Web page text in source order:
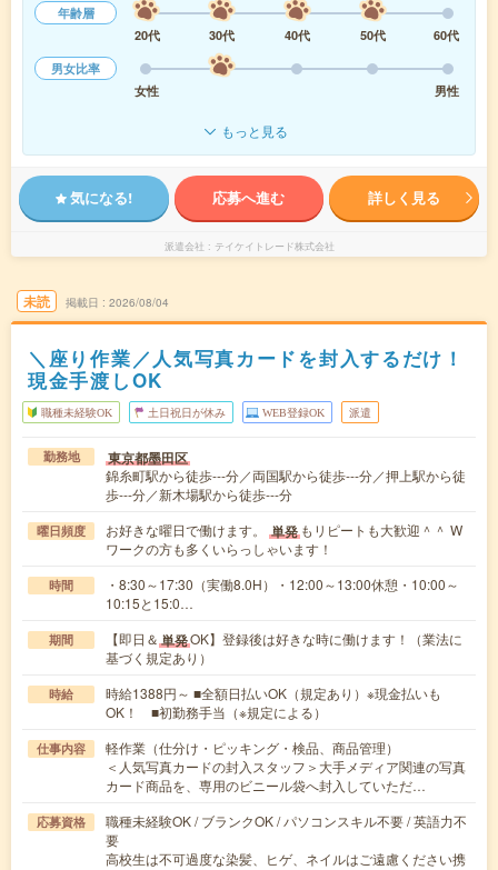
年齢層
20代
30代 40代 50代
60代
男女比率
女性
男性
もっと見る
気になる! 応募へ進む 詳しく見る
派遣会社 テイケイトレード株式会社
未読 掲載日 2026/08/04
＼座り作業／人気写真カードを封入するだけ！
現金手渡しOK
職種未経験OK 土日祝日が休み WEB登録OK 派遣
勤務地 東京都墨田区
錦糸町駅から徒歩---分／両国駅から徒歩---分／押上駅から徒
歩---分／新木場駅から徒歩---分
曜日頻度 お好きな曜日で働けます。 単発 もリピートも大歓迎＾＾ W
ワークの方も多くいらっしゃいます！
時間
・8:30～17:30（実働8.0H）・12:00～13:00休憩・10:00～
10:15と15:0…
期間 【即日＆ 単発OK】登録後は好きな時に働けます！（業法に
基づく規定あり）
時給
時給1388円～ ■全額日払いOK（規定あり）※現金払いも
OK！ ■初勤務手当（※規定による）
仕事内容
軽作業（仕分け・ピッキング・検品、商品管理）
＜人気写真カードの封入スタッフ＞大手メディア関連の写真
カード商品を、専用のビニール袋へ封入していただ…
応募資格
職種未経験OK / ブランクOK / パソコンスキル不要 / 英語力不
要
高校生は不可過度な染髪、ヒゲ、ネイルはご遠慮ください携